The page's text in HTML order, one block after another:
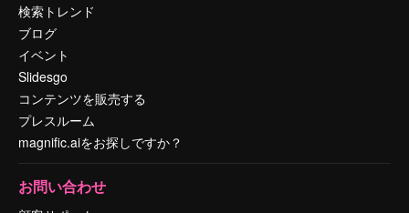
検索トレンド
ブログ
イベント
Slidesgo
コンテンツを販売する
プレスルーム
magnific.aiをお探しですか？
お問い合わせ